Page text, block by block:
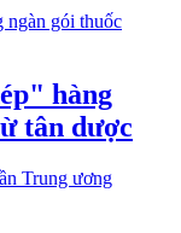
hàng
tân dược